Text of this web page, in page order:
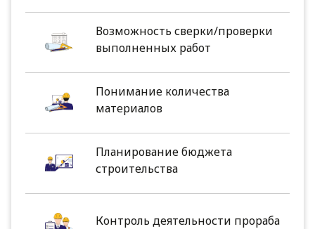
Возможность сверки/проверки
выполненных работ
Понимание количества
материалов
Планирование бюджета
строительства
Контроль деятельности прораба